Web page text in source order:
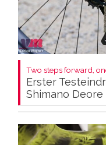
Two steps forward,
Erster
Shimano Deore